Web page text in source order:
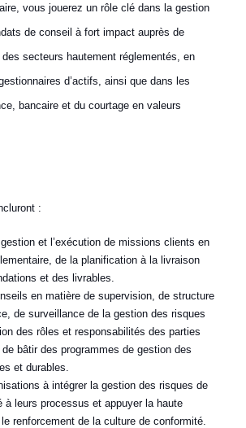
vous jouerez un rôle clé dans la gestion
de conseil à fort impact auprès de
secteurs hautement réglementés, en
d’actifs, ainsi que dans les
bancaire et du courtage en valeurs
:
et l’exécution de missions clients en
de la planification à la livraison
et des livrables.
en matière de supervision, de structure
de surveillance de la gestion des risques
des rôles et responsabilités des parties
bâtir des programmes de gestion des
et durables.
à intégrer la gestion des risques de
à leurs processus et appuyer la haute
renforcement de la culture de conformité.